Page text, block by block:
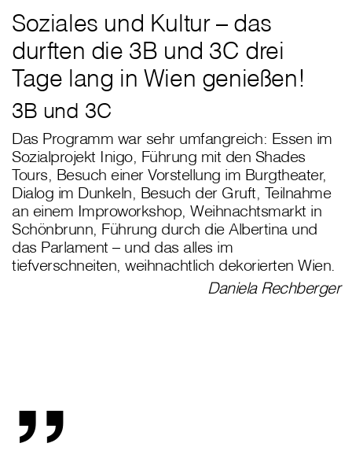
Soziales und Kultur – das
durften die 3B und 3C drei
Tage lang in Wien genießen!
3B und 3C
Das Programm war sehr umfangreich: Essen im
Sozialprojekt Inigo, Führung mit den Shades
Tours, Besuch einer Vorstellung im Burgtheater,
Dialog im Dunkeln, Besuch der Gruft, Teilnahme
an einem Improworkshop, Weihnachtsmarkt in
Schönbrunn, Führung durch die Albertina und
das Parlament – und das alles im
tiefverschneiten, weihnachtlich dekorierten Wien.
Daniela Rechberger
„